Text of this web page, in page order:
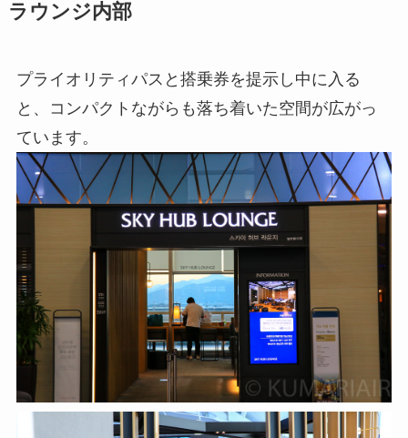
ラウンジ内部
プライオリティパスと搭乗券を提示し中に入る
と、コンパクトながらも落ち着いた空間が広がっ
ています。